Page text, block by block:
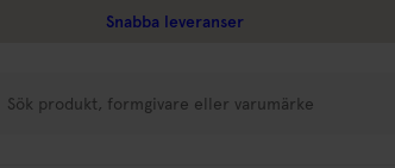
Snabba leveranser